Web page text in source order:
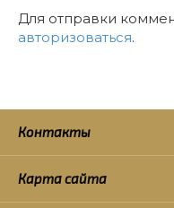
Для отправки
авторизоваться.
Контакты
Карта сайта